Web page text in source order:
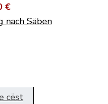
€
nach Säben
cëst